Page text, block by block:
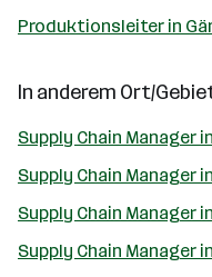
Produktionsleiter in
In anderem Ort/
Supply Chain Manager
Supply Chain Manager
Supply Chain Manager
Supply Chain Manager